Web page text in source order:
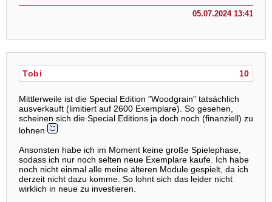
05.07.2024 13:41
10
Tobi
Mittlerweile ist die Special Edition "Woodgrain" tatsächlich
ausverkauft (limitiert auf 2600 Exemplare). So gesehen,
scheinen sich die Special Editions ja doch noch (finanziell) zu
lohnen
Ansonsten habe ich im Moment keine große Spielephase,
sodass ich nur noch selten neue Exemplare kaufe. Ich habe
noch nicht einmal alle meine älteren Module gespielt, da ich
derzeit nicht dazu komme. So lohnt sich das leider nicht
wirklich in neue zu investieren.